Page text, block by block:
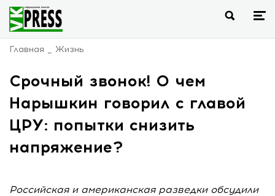
Главная Жизнь
Срочный звонок! О чем
Нарышкин говорил с главой
ЦРУ: попытки снизить
напряжение?
Российская и американская разведки обсудили